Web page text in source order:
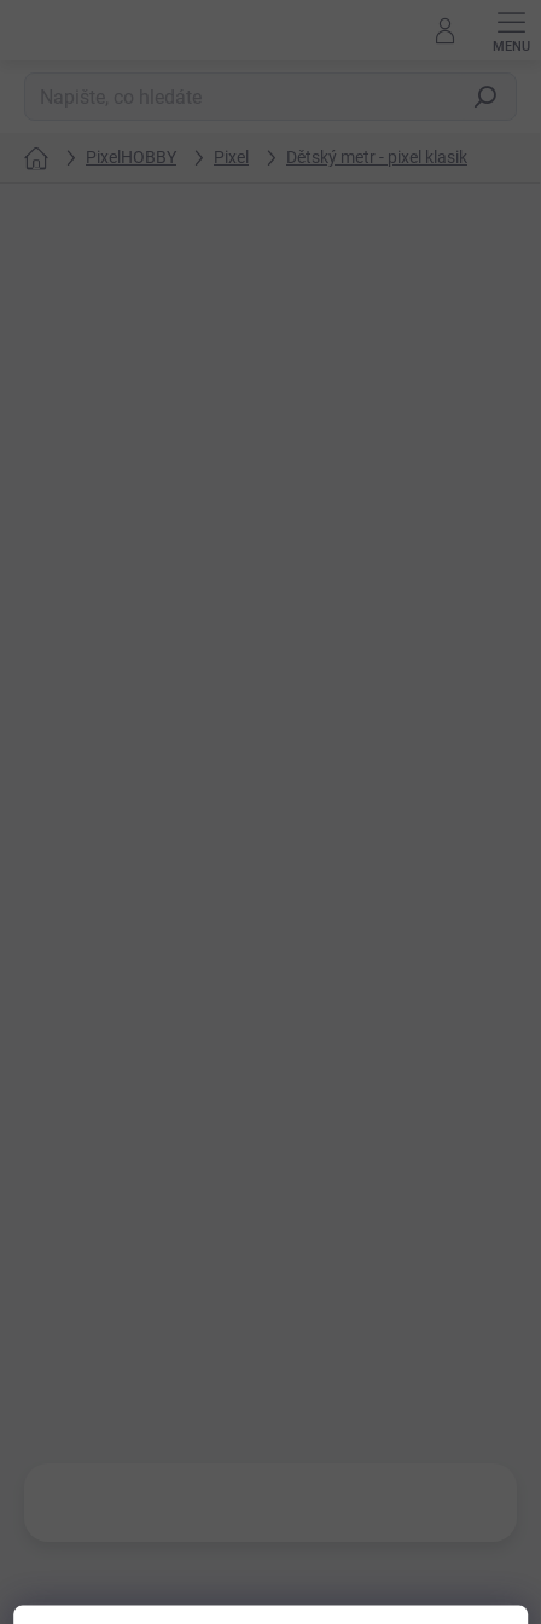
Hledat
Domů PixelHOBBY Pixel Dětský metr - pixel klasik